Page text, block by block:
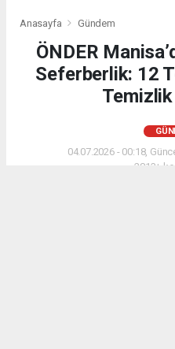
Anasayfa Gündem
ÖNDER
Seferberlik: 12
04.07.2026 - 00:18,
2813+